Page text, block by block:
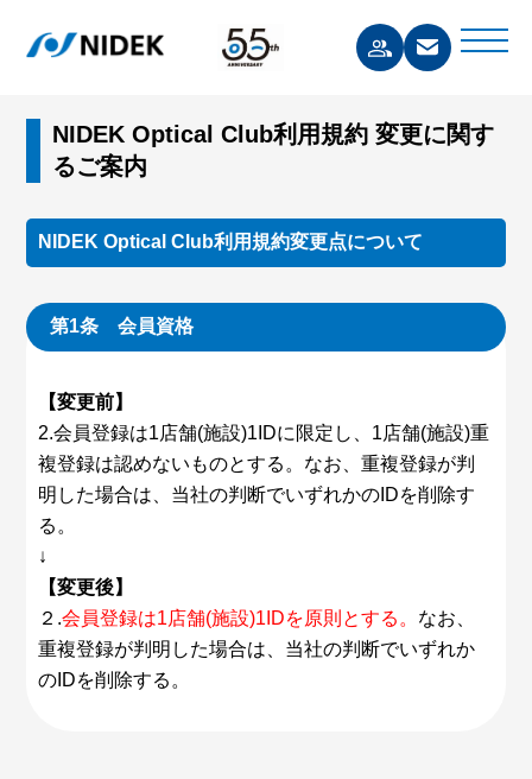
NIDEK Optical Club利用規約 変更に関す
るご案内
NIDEK Optical Club利用規約変更点について
第1条 会員資格
【変更前】
2.会員登録は1店舗(施設)1IDに限定し、1店舗(施設)重
複登録は認めないものとする。なお、重複登録が判
明した場合は、当社の判断でいずれかのIDを削除す
る。
↓
【変更後】
２.会員登録は1店舗(施設)1IDを原則とする。 なお、
重複登録が判明した場合は、当社の判断でいずれか
のIDを削除する。